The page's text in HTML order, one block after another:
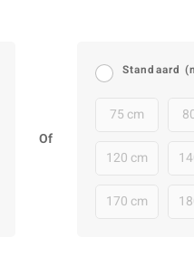
Of
Standaard
75 cm
120 cm
170 cm